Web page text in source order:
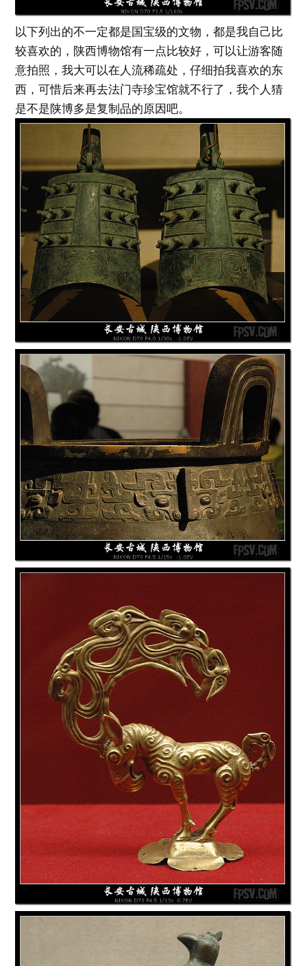
以下列出的不一定都是国宝级的文物，都是我自己比
较喜欢的，陕西博物馆有一点比较好，可以让游客随
意拍照，我大可以在人流稀疏处，仔细拍我喜欢的东
西，可惜后来再去法门寺珍宝馆就不行了，我个人猜
是不是陕博多是复制品的原因吧。